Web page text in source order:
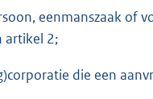
eenmanszaak of
artikel 2;
die een